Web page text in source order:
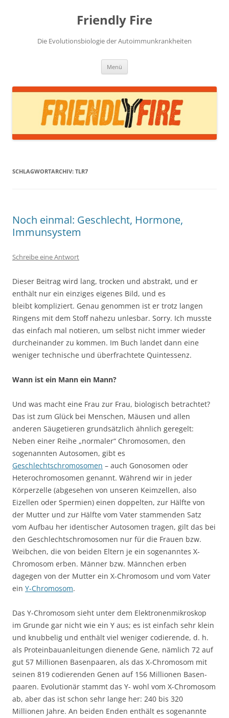
Friendly Fire
Die Evolutionsbiologie der Autoimmunkrankheiten
Menü
SCHLAGWORTARCHIV: TLR7
Noch einmal: Geschlecht, Hormone,
Immunsystem
Schreibe eine Antwort
Dieser Beitrag wird lang, trocken und abstrakt, und er
enthält nur ein einziges eigenes Bild, und es
bleibt kompliziert. Genau genommen ist er trotz langen
Ringens mit dem Stoff nahezu unlesbar. Sorry. Ich musste
das einfach mal notieren, um selbst nicht immer wieder
durcheinander zu kommen. Im Buch landet dann eine
weniger technische und überfrachtete Quintessenz.
Wann ist ein Mann ein Mann?
Und was macht eine Frau zur Frau, biologisch betrachtet?
Das ist zum Glück bei Menschen, Mäusen und allen
anderen Säugetieren grundsätzlich ähnlich geregelt:
Neben einer Reihe „normaler“ Chromosomen, den
sogenannten Autosomen, gibt es
Geschlechtschromosomen – auch Gonosomen oder
Heterochromosomen genannt. Während wir in jeder
Körperzelle (abgesehen von unseren Keimzellen, also
Eizellen oder Spermien) einen doppelten, zur Hälfte von
der Mutter und zur Hälfte vom Vater stammenden Satz
vom Aufbau her identischer Autosomen tragen, gilt das bei
den Geschlechtschromosomen nur für die Frauen bzw.
Weibchen, die von beiden Eltern je ein sogenanntes X-
Chromosom erben. Männer bzw. Männchen erben
dagegen von der Mutter ein X-Chromosom und vom Vater
ein Y-Chromosom.
Das Y-Chromosom sieht unter dem Elektronenmikroskop
im Grunde gar nicht wie ein Y aus; es ist einfach sehr klein
und knubbelig und enthält viel weniger codierende, d. h.
als Proteinbauanleitungen dienende Gene, nämlich 72 auf
gut 57 Millionen Basenpaaren, als das X-Chromosom mit
seinen 819 codierenden Genen auf 156 Millionen Basen­
paaren. Evolutionär stammt das Y- wohl vom X-Chromosom
ab, aber das ist schon sehr lange her: 240 bis 320
Millionen Jahre. An beiden Enden enthält es sogenannte